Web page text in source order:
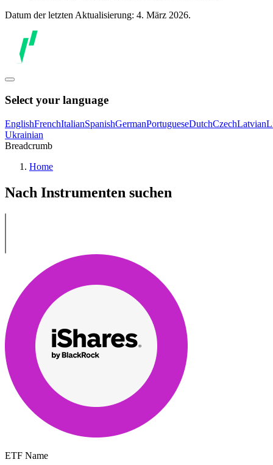
Datum der letzten Aktualisierung: 4. März 2026.
Select your language
EnglishFrenchItalianSpanishGermanPortugueseDutchCzechLatvian
Ukrainian
Breadcrumb
Home
Nach Instrumenten suchen
ETF Name